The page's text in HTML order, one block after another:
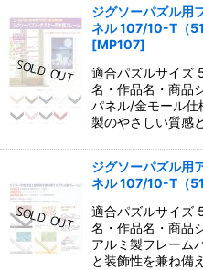
ジグソーパズル用
ネル 107/10-T（
[MP107]
適合パズルサイズ
名・作品名・商品
パネル/金モール仕
製のやさしい質感
ジグソーパズル用
ネル 107/10-T（
適合パズルサイズ
名・作品名・商品
アルミ製フレーム
と装飾性を兼ね備